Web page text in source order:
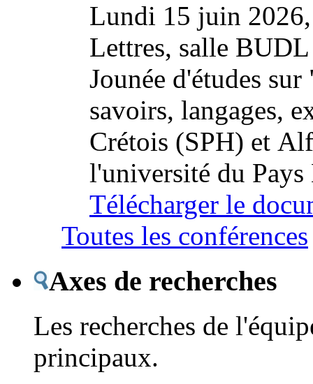
Lundi 15 juin
Lettres, salle
Jounée d'études
savoirs, langages,
Crétois (SPH) et
l'université du Pays
Télécharger le
Toutes les conférences
Axes de recherches
Les recherches de
principaux.